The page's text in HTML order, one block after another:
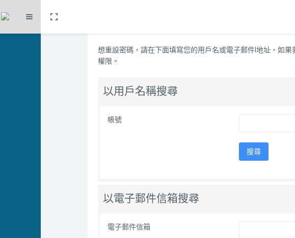
展延 Toggle fullscreen
想重設密碼，請在下面填寫您的用戶名或電子郵件l地址。如
權限。
以用戶名稱搜尋
帳號
以電子郵件信箱搜尋
電子郵件信箱